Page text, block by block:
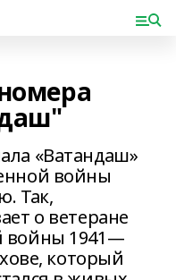
«Ватандаш»
войны
Так,
о ветеране
войны 1941—
который